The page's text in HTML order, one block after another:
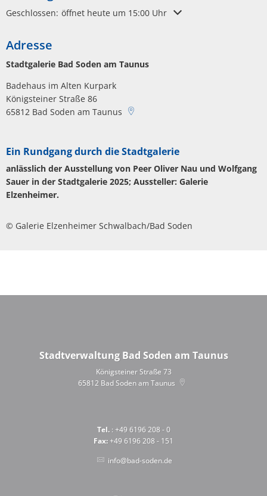
Klicken, um weitere Öffnungs- oder Schließzeiten auszublenden
Geschlossen: öffnet heute um 15:00 Uhr
Adresse
Stadtgalerie Bad Soden am Taunus
Badehaus im Alten Kurpark
Königsteiner Straße 86
65812 Bad Soden am Taunus
Ein Rundgang durch die Stadtgalerie
anlässlich der Ausstellung von Peer Oliver Nau und Wolfgang
Sauer in der Stadtgalerie 2025; Aussteller: Galerie
Elzenheimer.
© Galerie Elzenheimer Schwalbach/Bad Soden
Stadtverwaltung Bad Soden am Taunus
Königsteiner Straße 73
65812 Bad Soden am Taunus
Tel.: +49 6196 208 - 0
Fax:+49 6196 208 - 151
info@bad-soden.de